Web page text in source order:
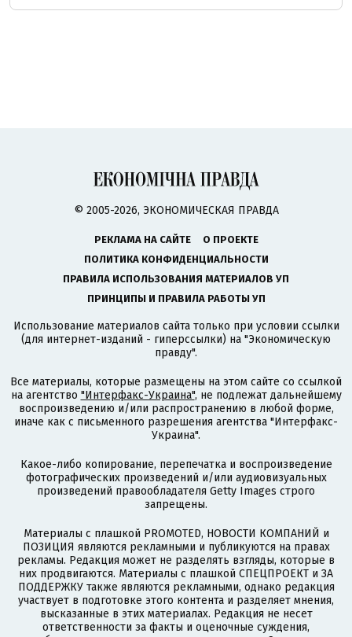
© 2005-2026, ЭКОНОМИЧЕСКАЯ ПРАВДА
РЕКЛАМА НА САЙТЕ
О ПРОЕКТЕ
ПОЛИТИКА КОНФИДЕНЦИАЛЬНОСТИ
ПРАВИЛА ИСПОЛЬЗОВАНИЯ МАТЕРИАЛОВ УП
ПРИНЦИПЫ И ПРАВИЛА РАБОТЫ УП
Использование материалов сайта только при условии ссылки
(для интернет-изданий - гиперссылки) на "Экономическую
правду".
Все материалы, которые размещены на этом сайте со ссылкой
на агентство "Интерфакс-Украина", не подлежат дальнейшему
воспроизведению и/или распространению в любой форме,
иначе как с письменного разрешения агентства "Интерфакс-
Украина".
Какое-либо копирование, перепечатка и воспроизведение
фотографических произведений и/или аудиовизуальных
произведений правообладателя Getty Images строго
запрещены.
Материалы с плашкой PROMOTED, НОВОСТИ КОМПАНИЙ и
ПОЗИЦИЯ являются рекламными и публикуются на правах
рекламы. Редакция может не разделять взгляды, которые в
них продвигаются. Материалы с плашкой СПЕЦПРОЕКТ и ЗА
ПОДДЕРЖКУ также являются рекламными, однако редакция
участвует в подготовке этого контента и разделяет мнения,
высказанные в этих материалах. Редакция не несет
ответственности за факты и оценочные суждения,